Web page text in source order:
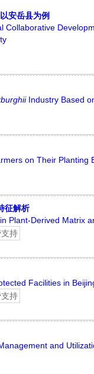
安岳县为例
Collaborative
Industry Based
on Their Planting
征解析
Plant-Derived Matrix
持
Facilities in
持
and